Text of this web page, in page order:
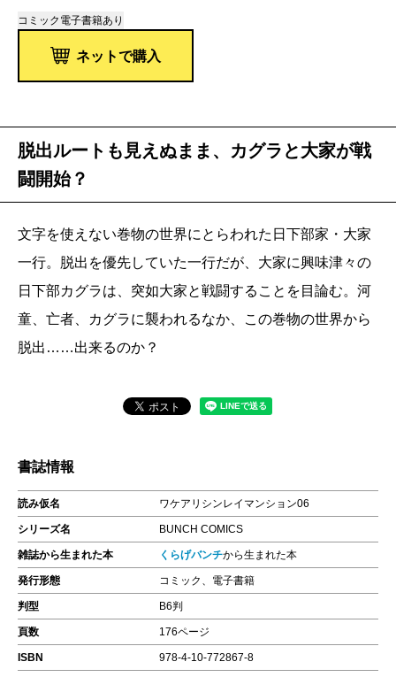
コミック 電子書籍あり
ネットで購入
脱出ルートも見えぬまま、カグラと大家が戦
闘開始？
文字を使えない巻物の世界にとらわれた日下部家・大家
一行。脱出を優先していた一行だが、大家に興味津々の
日下部カグラは、突如大家と戦闘することを目論む。河
童、亡者、カグラに襲われるなか、この巻物の世界から
脱出……出来るのか？
書誌情報
読み仮名 ワケアリシンレイマンション06
シリーズ名 BUNCH COMICS
雑誌から生まれた本 くらげバンチから生まれた本
発行形態 コミック、電子書籍
判型 B6判
頁数 176ページ
ISBN 978-4-10-772867-8